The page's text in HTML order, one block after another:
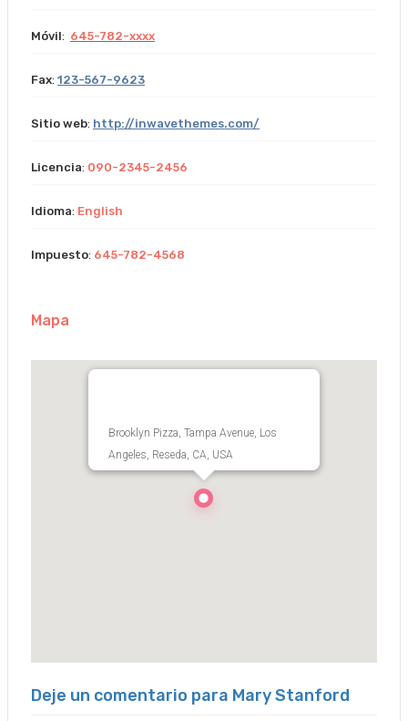
Móvil: 645-782-xxxx
Fax: 123-567-9623
Sitio web: http://inwavethemes.com/
Licencia: 090-2345-2456
Idioma: English
Impuesto: 645-782-4568
Mapa
Brooklyn Pizza, Tampa Avenue, Los
Angeles, Reseda, CA, USA
Deje un comentario para Mary Stanford